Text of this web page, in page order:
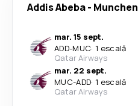
Addis Abeba- Munchen
mar. 15 sept.
ADD-MUC· 1 escală
Qatar Airways
mar. 22 sept.
MUC-ADD· 1 escală
Qatar Airways